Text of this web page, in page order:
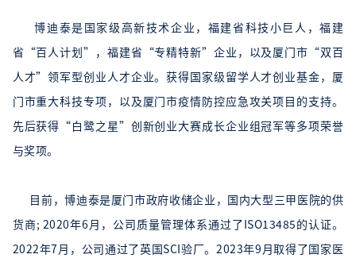
博迪泰是国家级高新技术企业，福建省科技小巨人，福建
省“百人计划”，福建省“专精特新”企业，以及厦门市“双百
人才”领军型创业人才企业。获得国家级留学人才创业基金，厦
门市重大科技专项，以及厦门市疫情防控应急攻关项目的支持。
先后获得“白鹭之星”创新创业大赛成长企业组冠军等多项荣誉
与奖项。
目前，博迪泰是厦门市政府收储企业，国内大型三甲医院的供
货商; 2020年6月，公司质量管理体系通过了ISO13485的认证。
2022年7月，公司通过了英国SCI验厂。2023年9月取得了国家医